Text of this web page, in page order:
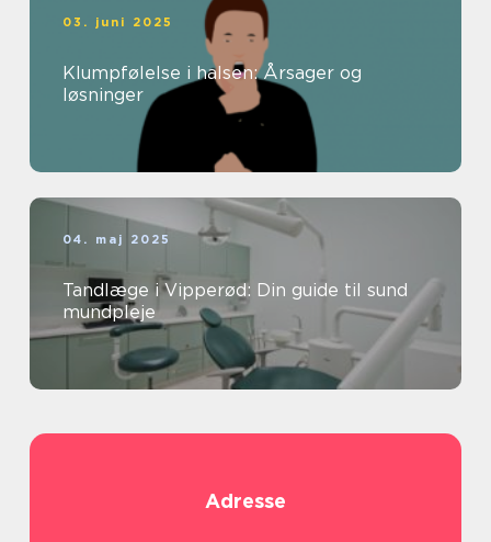
03. juni 2025
Klumpfølelse i halsen: Årsager og
løsninger
04. maj 2025
Tandlæge i Vipperød: Din guide til sund
mundpleje
Adresse